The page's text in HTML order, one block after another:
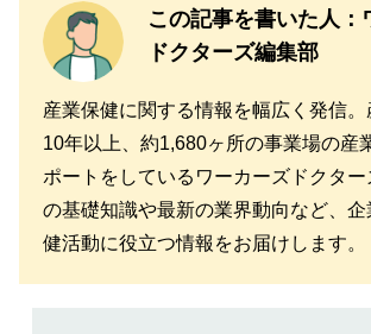
この記事を書いた人：
ドクターズ編集部
産業保健に関する情報を幅広く発信
10年以上、約1,680ヶ所の事業場の産
ポートをしているワーカーズドクタ
の基礎知識や最新の業界動向など、
健活動に役立つ情報をお届けします。